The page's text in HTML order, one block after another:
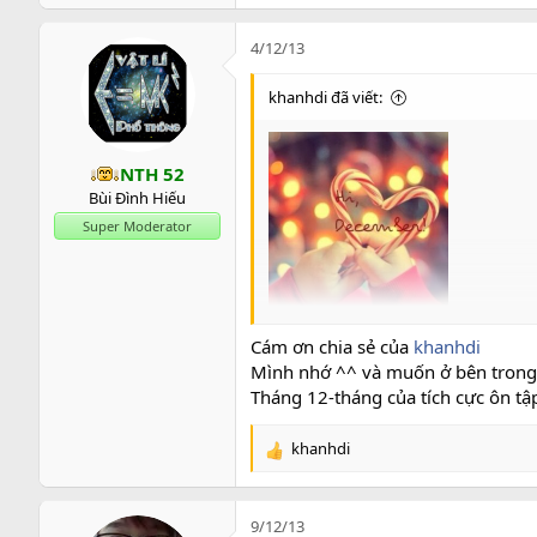
c
o
n
s
NTH 52
Bùi Đình Hiếu
Super Moderator
4/12/13
khanhdi đã viết:
của một năm sắp qua xen lẫn cùng
lâng lâng khó tả. Họ cảm thấy mình
này…
thòi hơn các bạn cùng trang lứa, rồi
chờ. . .
Cám ơn chia sẻ của khanhdi
Mình nhớ ^^ và muốn ở bên
Tháng 12-tháng của tích cực ôn
R
c
khanhdi
9/12/13